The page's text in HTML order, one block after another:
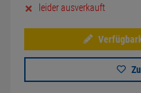
leider ausverkauft